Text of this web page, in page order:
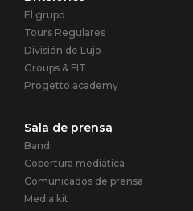
El grupo
Tours Regulares
División de Lujo
Groups & FIT
Progetto academy
Sala de prensa
Bandi
Cobertura mediática
Comunicados de prensa
Media kit